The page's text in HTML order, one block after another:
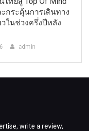
ะกระตุ้นการเดินทาง
ในช่วงครึ่งปีหลัง
admin
write a review,